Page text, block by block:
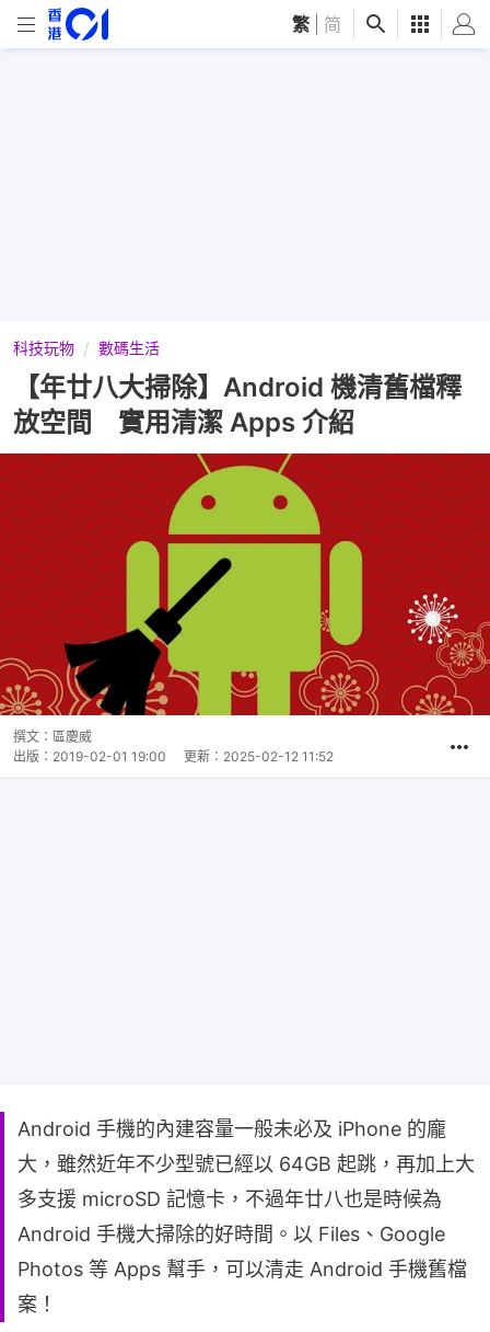
繁 简
科技玩物 數碼生活
【年廿八大掃除】Android 機清舊檔釋
放空間 實用清潔 Apps 介紹
撰文： 區慶威
出版： 2019-02-01 19:00 更新： 2025-02-12 11:52
Android 手機的內建容量一般未必及 iPhone 的龐
大，雖然近年不少型號已經以 64GB 起跳，再加上大
多支援 microSD 記憶卡，不過年廿八也是時候為
Android 手機大掃除的好時間。以 Files、Google
Photos 等 Apps 幫手，可以清走 Android 手機舊檔
案！